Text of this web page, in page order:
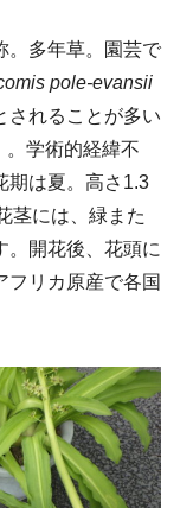
。多年草。園芸で
pole-evansii
されることが多い
。学術的経緯不
期は夏。高さ1.3
茎には、緑また
。開花後、花頭に
フリカ原産で各国